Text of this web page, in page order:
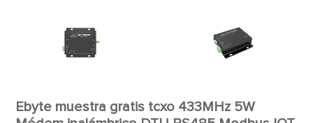
Ebyte muestra gratis tcxo 433MHz 5W